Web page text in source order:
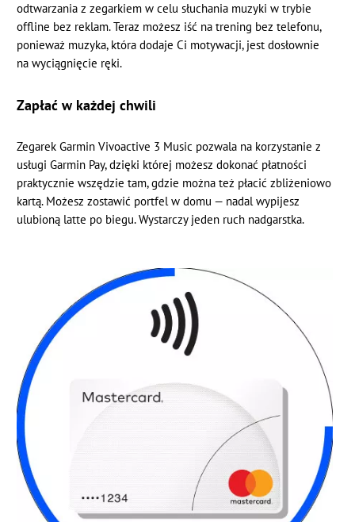
odtwarzania z zegarkiem w celu słuchania muzyki w trybie
offline bez reklam. Teraz możesz iść na trening bez telefonu,
ponieważ muzyka, która dodaje Ci motywacji, jest dosłownie
na wyciągnięcie ręki.
Zapłać w każdej chwili
Zegarek Garmin Vivoactive 3 Music pozwala na korzystanie z
usługi Garmin Pay, dzięki której możesz dokonać płatności
praktycznie wszędzie tam, gdzie można też płacić zbliżeniowo
kartą. Możesz zostawić portfel w domu — nadal wypijesz
ulubioną latte po biegu. Wystarczy jeden ruch nadgarstka.